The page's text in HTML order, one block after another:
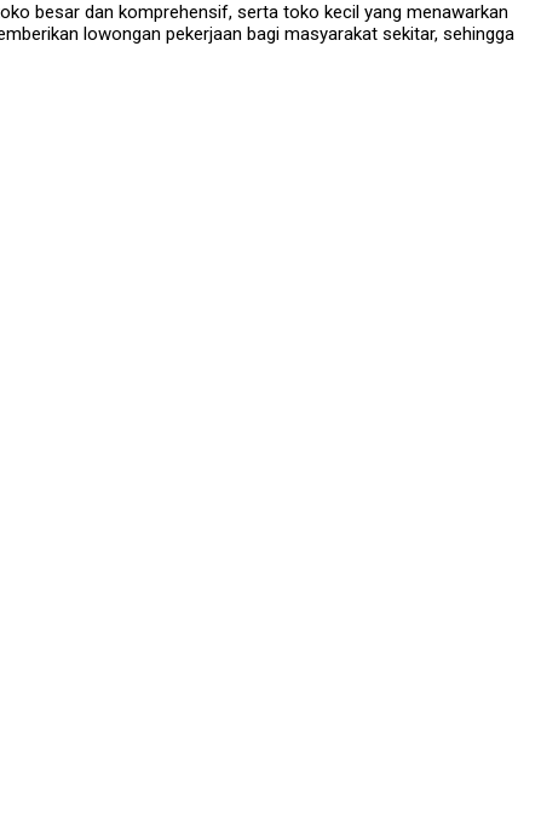
besar dan komprehensif, serta toko kecil yang menawarkan
lowongan pekerjaan bagi masyarakat sekitar, sehingga